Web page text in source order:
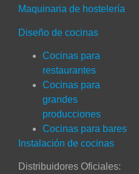
Maquinaria de hostelería
Diseño de cocinas
Cocinas para
restaurantes
Cocinas para
grandes
producciones
Cocinas para bares
Instalación de cocinas
Distribuidores Oficiales: